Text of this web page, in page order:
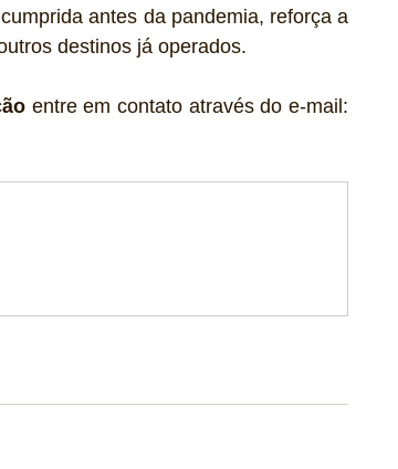
antes da pandemia, reforça a
destinos já operados.
entre em contato através do e-mail: